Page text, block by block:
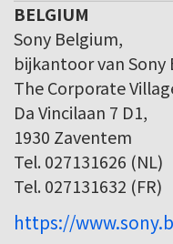
BELGIUM
Sony Belgium,
bijkantoor van Sony
The Corporate
Da Vincilaan 7 D1,
1930 Zaventem
Tel. 027131626 (NL)
Tel. 027131632 (FR)
https://